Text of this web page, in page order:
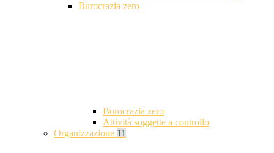
Burocrazia zero
Burocrazia zero
Attività soggette a controllo
Organizzazione 11